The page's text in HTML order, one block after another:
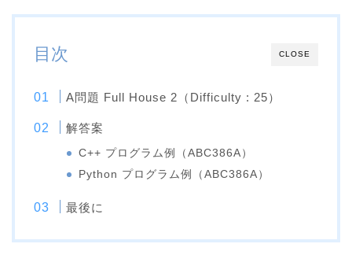
CLOSE
目次
A問題 Full House 2（Difficulty : 25）
解答案
C++ プログラム例（ABC386A）
Python プログラム例（ABC386A）
最後に